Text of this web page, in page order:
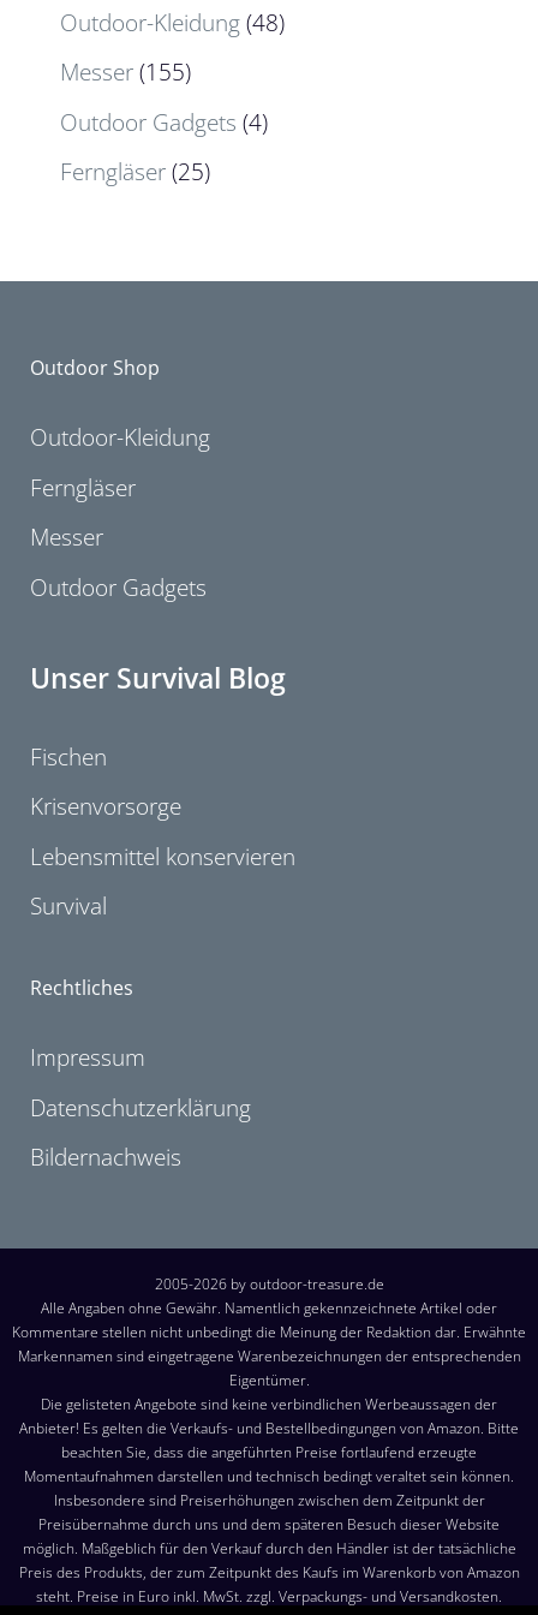
Outdoor-Kleidung(48)
Messer(155)
Outdoor Gadgets (4)
Ferngläser(25)
Outdoor Shop
Outdoor-Kleidung
Ferngläser
Messer
Outdoor Gadgets
Unser Survival Blog
Fischen
Krisenvorsorge
Lebensmittel konservieren
Survival
Rechtliches
Impressum
Datenschutzerklärung
Bildernachweis
2005-2026 by outdoor-treasure.de
Alle Angaben ohne Gewähr. Namentlich gekennzeichnete Artikel oder
Kommentare stellen nicht unbedingt die Meinung der Redaktion dar. Erwähnte
Markennamen sind eingetragene Warenbezeichnungen der entsprechenden
Eigentümer.
Die gelisteten Angebote sind keine verbindlichen Werbeaussagen der
Anbieter! Es gelten die Verkaufs- und Bestellbedingungen von Amazon. Bitte
beachten Sie, dass die angeführten Preise fortlaufend erzeugte
Momentaufnahmen darstellen und technisch bedingt veraltet sein können.
Insbesondere sind Preiserhöhungen zwischen dem Zeitpunkt der
Preisübernahme durch uns und dem späteren Besuch dieser Website
möglich. Maßgeblich für den Verkauf durch den Händler ist der tatsächliche
Preis des Produkts, der zum Zeitpunkt des Kaufs im Warenkorb von Amazon
steht. Preise in Euro inkl. MwSt. zzgl. Verpackungs- und Versandkosten.